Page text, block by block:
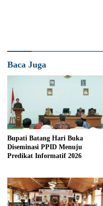
Baca Juga
Bupati Batang Hari Buka
Diseminasi PPID Menuju
Predikat Informatif 2026